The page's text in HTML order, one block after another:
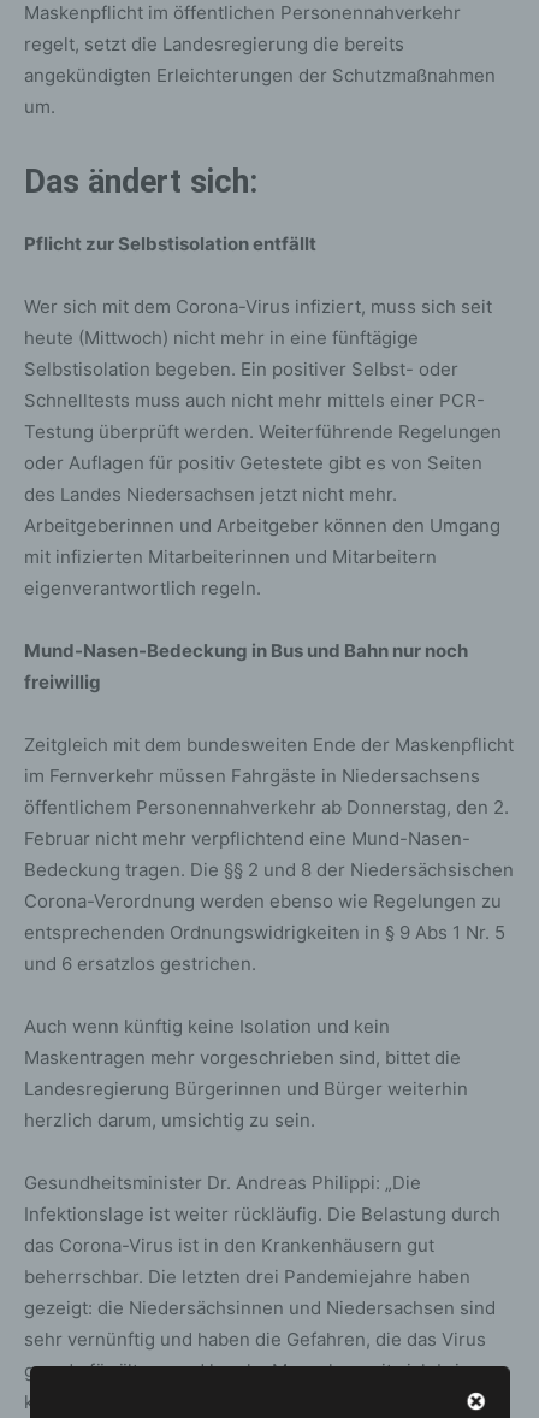
Maskenpflicht im öffentlichen Personennahverkehr
regelt, setzt die Landesregierung die bereits
angekündigten Erleichterungen der Schutzmaßnahmen
um.
Das ändert sich:
Pflicht zur Selbstisolation entfällt
Wer sich mit dem Corona-Virus infiziert, muss sich seit
heute (Mittwoch) nicht mehr in eine fünftägige
Selbstisolation begeben. Ein positiver Selbst- oder
Schnelltests muss auch nicht mehr mittels einer PCR-
Testung überprüft werden. Weiterführende Regelungen
oder Auflagen für positiv Getestete gibt es von Seiten
des Landes Niedersachsen jetzt nicht mehr.
Arbeitgeberinnen und Arbeitgeber können den Umgang
mit infizierten Mitarbeiterinnen und Mitarbeitern
eigenverantwortlich regeln.
Mund-Nasen-Bedeckung in Bus und Bahn nur noch
freiwillig
Zeitgleich mit dem bundesweiten Ende der Maskenpflicht
im Fernverkehr müssen Fahrgäste in Niedersachsens
öffentlichem Personennahverkehr ab Donnerstag, den 2.
Februar nicht mehr verpflichtend eine Mund-Nasen-
Bedeckung tragen. Die §§ 2 und 8 der Niedersächsischen
Corona-Verordnung werden ebenso wie Regelungen zu
entsprechenden Ordnungswidrigkeiten in § 9 Abs 1 Nr. 5
und 6 ersatzlos gestrichen.
Auch wenn künftig keine Isolation und kein
Maskentragen mehr vorgeschrieben sind, bittet die
Landesregierung Bürgerinnen und Bürger weiterhin
herzlich darum, umsichtig zu sein.
Gesundheitsminister Dr. Andreas Philippi: „Die
Infektionslage ist weiter rückläufig. Die Belastung durch
das Corona-Virus ist in den Krankenhäusern gut
beherrschbar. Die letzten drei Pandemiejahre haben
gezeigt: die Niedersächsinnen und Niedersachsen sind
sehr vernünftig und haben die Gefahren, die das Virus
gerade für ältere und kranke Menschen mit sich bringen
kann, ernst genommen und entsprechend gehandelt. Ich